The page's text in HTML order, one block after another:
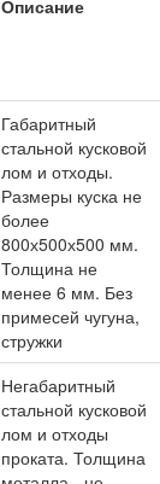
Описание
Габаритный
стальной кусковой
лом и отходы.
Размеры куска не
более
800х500х500 мм.
Толщина не
менее 6 мм. Без
примесей чугуна,
стружки
Негабаритный
стальной кусковой
лом и отходы
проката. Толщина